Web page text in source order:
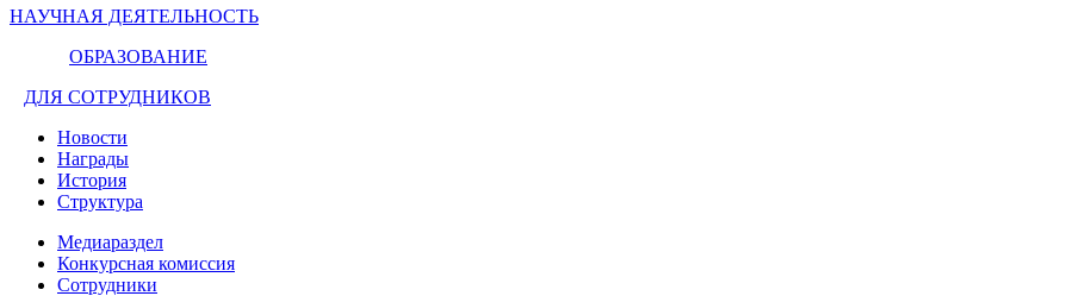
НАУЧНАЯ ДЕЯТЕЛЬНОСТЬ
ОБРАЗОВАНИЕ
ДЛЯ СОТРУДНИКОВ
Новости
Награды
История
Структура
Медиараздел
Конкурсная комиссия
Сотрудники